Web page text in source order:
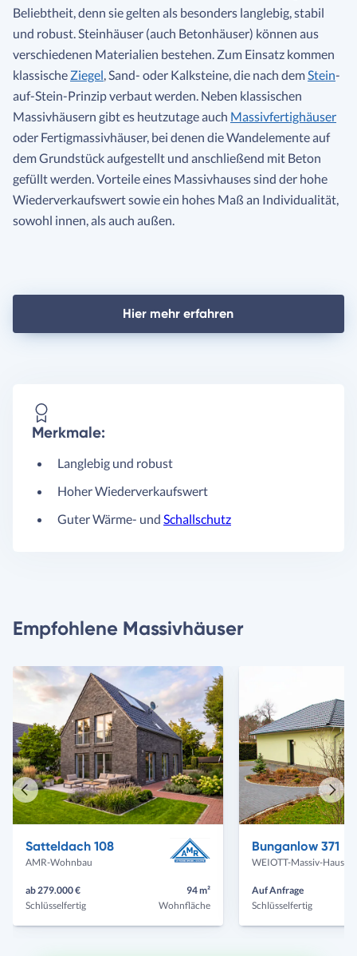
Beliebtheit, denn sie gelten als besonders langlebig, stabil
und robust. Steinhäuser (auch Betonhäuser) können aus
verschiedenen Materialien bestehen. Zum Einsatz kommen
klassische Ziegel, Sand- oder Kalksteine, die nach demStein-
auf-Stein-Prinzip verbaut werden. Neben klassischen
Massivhäusern gibt es heutzutage auch Massivfertighäuser
oder Fertigmassivhäuser, bei denen die Wandelemente auf
dem Grundstück aufgestellt und anschließend mit Beton
gefüllt werden. Vorteile eines Massivhauses sind der hohe
Wiederverkaufswert sowie ein hohes Maß an Individualität,
sowohl innen, als auch außen.
Hier mehr erfahren
Merkmale:
Langlebig und robust
Hoher Wiederverkaufswert
Guter Wärme- und Schallschutz
Empfohlene Massivhäuser
Satteldach 108
AMR-Wohnbau
ab 279.000 €
Schlüsselfertig
94 m²
Wohnfläche
Bunganlow 371
WEIOTT-Massiv-Haus
Auf Anfrage
Schlüsselfertig
Vorheriges
Haus
Haus